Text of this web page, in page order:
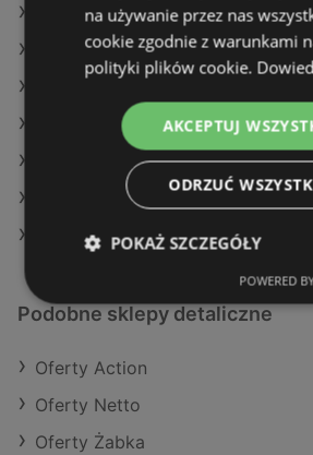
Oferty Stokrotka
Oferty Auchan
Aktualne gazetki Kaufland
Aktualne gazetki Lidl
Aktualne gazetki Auchan
Aktualne gazetki Carrefour
Podobne sklepy detaliczne
Oferty Action
Oferty Netto
Oferty Żabka
na używanie przez nas
cookie zgodnie z warunkami
polityki plików cookie.
AKCEPTUJ
ODRZUĆ
POKAŻ SZCZEGÓŁY
POWERED